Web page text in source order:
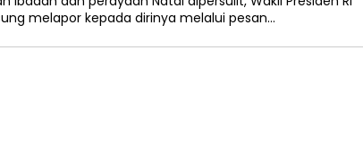
melapor kepada dirinya melalui pesan…